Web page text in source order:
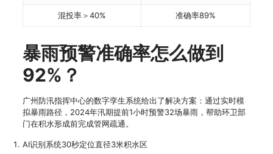
混投率＞40% 准确率89%
暴雨预警准确率怎么做到
92%？
广州防汛指挥中心的数字孪生系统给出了解决方案：通过实时模
拟暴雨路径，2024年汛期提前1小时预警32场暴雨，帮助环卫部
门在积水形成前完成管网疏通。
AI识别系统30秒定位直径3米积水区